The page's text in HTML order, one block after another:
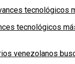
tecnológicos